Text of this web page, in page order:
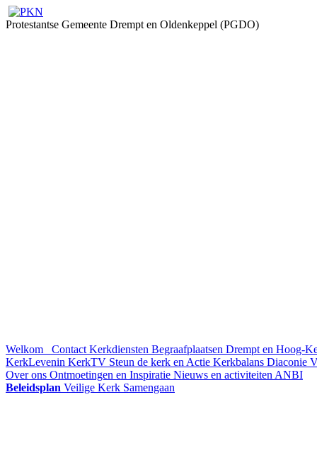
Protestantse Gemeente Drempt en Oldenkeppel (PGDO)
Welkom Contact Kerkdiensten Begraafplaatsen Drempt en Hoog-
KerkLevenin KerkTV Steun de kerk en Actie Kerkbalans Diaconie
Over ons Ontmoetingen en Inspiratie Nieuws en activiteiten ANBI
Beleidsplan Veilige Kerk Samengaan